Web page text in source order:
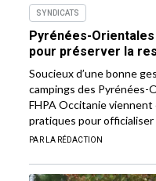
SYNDICATS
Pyrénées-
pour préserver la
Soucieux d’une bonne
campings des Pyrénées-
FHPA Occitanie
pratiques pour
PAR LA RÉDACTION